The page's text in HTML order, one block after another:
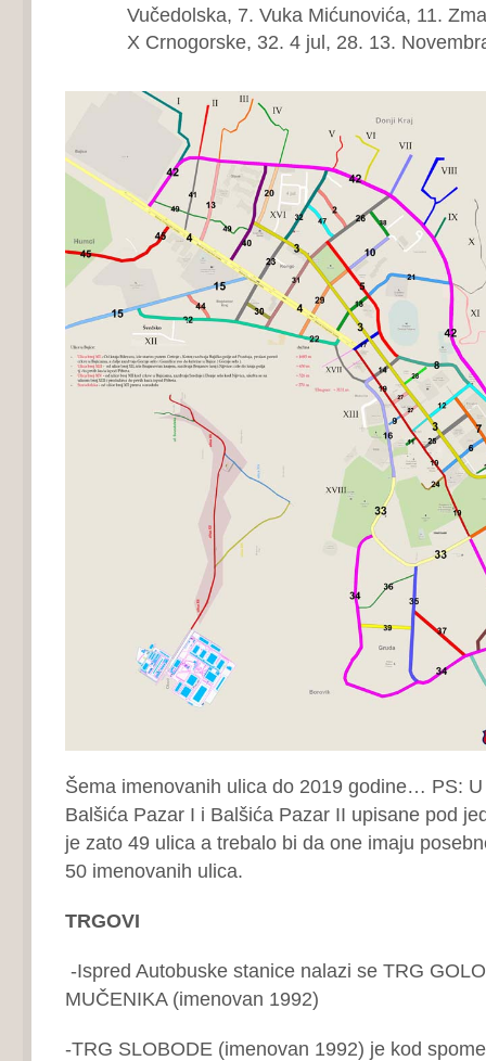
Vučedolska, 7. Vuka Mićunovića, 11.
X Crnogorske, 32. 4 jul, 28. 13.
Šema imenovanih ulica do 2019 godine… PS:
Balšića Pazar I i Balšića Pazar II upisane pod
je zato 49 ulica a trebalo bi da one imaju
50 imenovanih ulica.
TRGOVI
-Ispred Autobuske stanice nalazi se TRG
MUČENIKA (imenovan 1992)
-TRG SLOBODE (imenovan 1992) je kod